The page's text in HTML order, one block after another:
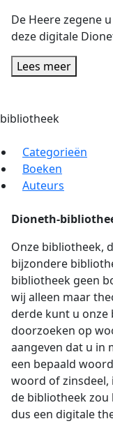
De Heere zegene
deze digitale
Lees meer
bibliotheek
Categorieën
Boeken
Auteurs
Dioneth-
Onze bibliotheek,
bijzondere
bibliotheek geen
wij alleen maar
derde kunt u onze
doorzoeken op
aangeven dat u in
een bepaald
woord of zinsdeel,
de bibliotheek zou
dus een digitale